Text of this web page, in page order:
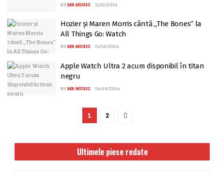
BYMB MUSIC 11/12/2024
Hozier și Maren Morris cântă „The Bones” la
All Things Go: Watch
BYMB MUSIC 01/10/2024
Apple Watch Ultra 2 acum disponibil în titan
negru
BYMB MUSIC 24/09/2024
1 2
Ultimele piese redate